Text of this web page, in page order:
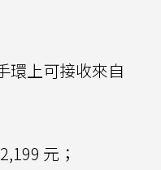
環上可接收來自
元；